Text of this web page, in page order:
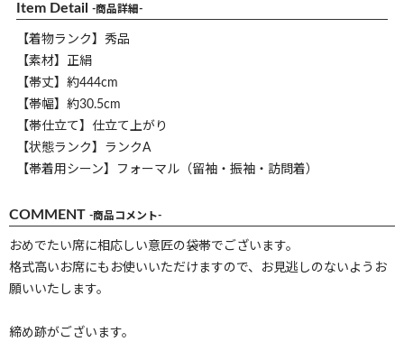
Item Detail -商品詳細-
【着物ランク】秀品
【素材】正絹
【帯丈】約444cm
【帯幅】約30.5cm
【帯仕立て】仕立て上がり
【状態ランク】ランクA
【帯着用シーン】フォーマル（留袖・振袖・訪問着）
COMMENT -商品コメント-
おめでたい席に相応しい意匠の袋帯でございます。
格式高いお席にもお使いいただけますので、お見逃しのないようお
願いいたします。
締め跡がございます。